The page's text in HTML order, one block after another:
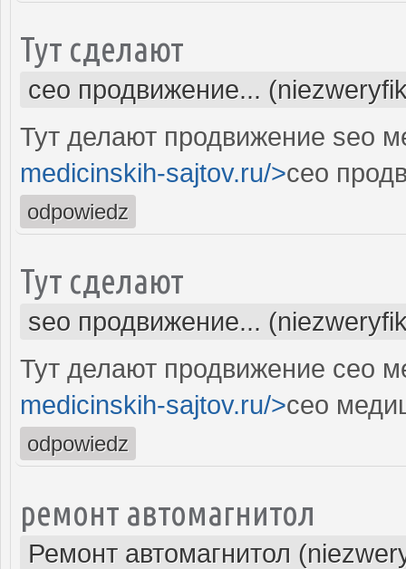
Тут сделают
сео продвижение...
Тут делают продвижение seo
medicinskih-sajtov.ru/>сео
odpowiedz
Тут сделают
seo продвижение...
Тут делают продвижение сео
medicinskih-sajtov.ru/>сео
odpowiedz
ремонт автомагнитол
Ремонт автомагнитол